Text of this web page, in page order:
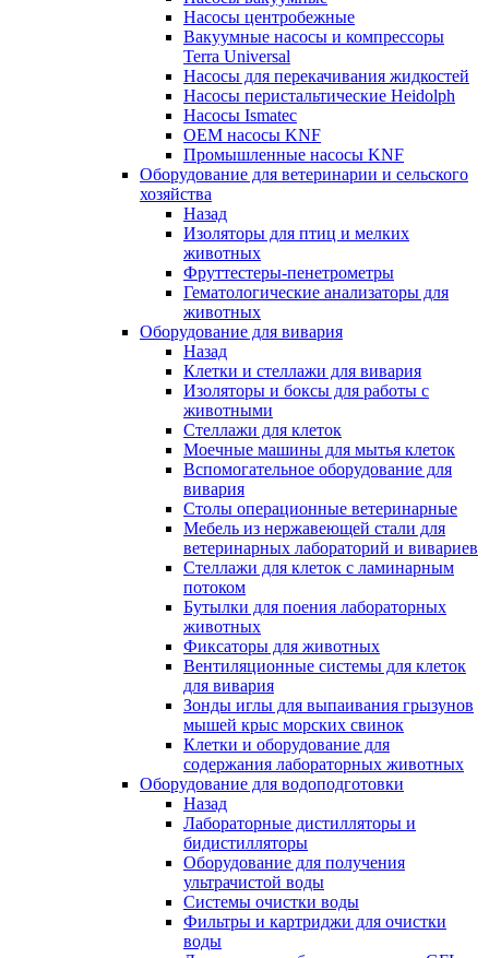
Насосы центробежные
Вакуумные насосы и компрессоры
Terra Universal
Насосы для перекачивания жидкостей
Насосы перистальтические Heidolph
Насосы Ismatec
OEM насосы KNF
Промышленные насосы KNF
Оборудование для ветеринарии и сельского
хозяйства
Назад
Изоляторы для птиц и мелких
животных
Фруттестеры-пенетрометры
Гематологические анализаторы для
животных
Оборудование для вивария
Назад
Клетки и стеллажи для вивария
Изоляторы и боксы для работы с
животными
Стеллажи для клеток
Моечные машины для мытья клеток
Вспомогательное оборудование для
вивария
Столы операционные ветеринарные
Мебель из нержавеющей стали для
ветеринарных лабораторий и вивариев
Стеллажи для клеток с ламинарным
потоком
Бутылки для поения лабораторных
животных
Фиксаторы для животных
Вентиляционные системы для клеток
для вивария
Зонды иглы для выпаивания грызунов
мышей крыс морских свинок
Клетки и оборудование для
содержания лабораторных животных
Оборудование для водоподготовки
Назад
Лабораторные дистилляторы и
бидистилляторы
Оборудование для получения
ультрачистой воды
Системы очистки воды
Фильтры и картриджи для очистки
воды